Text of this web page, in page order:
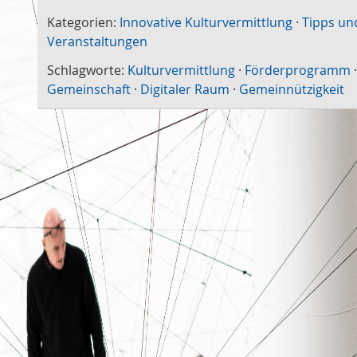
Kategorien: Innovative Kulturvermittlung · Tipps
Veranstaltungen
Schlagworte: Kulturvermittlung · Förderprogramm ·
Gemeinschaft · Digitaler Raum · Gemeinnützigkeit